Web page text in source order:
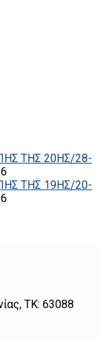
ΤΗΣ 20ΗΣ/28-
ΤΗΣ 19ΗΣ/20-
ΤΚ: 63088